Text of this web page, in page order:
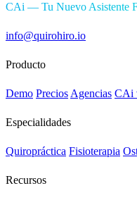
CAi — Tu Nuevo Asistente
info@quirohiro.io
Producto
Demo Precios Agencias CAi
Especialidades
Quiropráctica Fisioterapia
Recursos